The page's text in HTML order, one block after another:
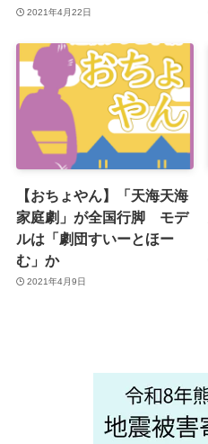
2021年4月22日
【おちょやん】「天海天海
家庭劇」が全国行脚 モデ
ルは「劇団すいーとほー
む」か
2021年4月9日